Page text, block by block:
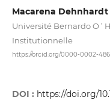
Macarena Dehnhardt
Université Bernardo O ’
Institutionnelle
https://orcid.org/0000-0002-
DOI : https://doi.org/